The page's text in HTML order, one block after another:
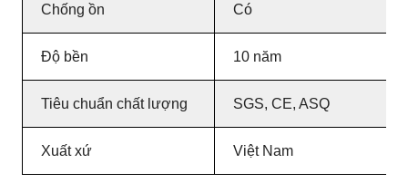
Chống ồn Có
Độ bền 10 năm
Tiêu chuẩn chất lượng SGS, CE, ASQ
Xuất xứ Việt Nam